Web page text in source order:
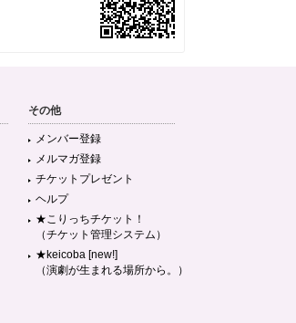
その他
メンバー登録
メルマガ登録
チケットプレゼント
ヘルプ
★こりっちチケット！
（チケット管理システム）
★keicoba [new!]
（演劇が生まれる場所から。）